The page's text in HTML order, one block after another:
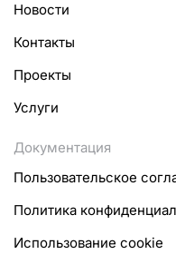
Новости
Контакты
Проекты
Услуги
Документация
Пользовательское
Политика
Использование cookie